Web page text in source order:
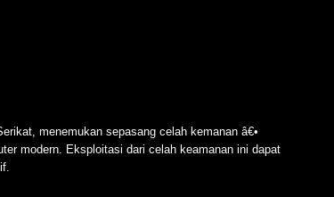
menemukan sepasang celah kemanan â€•
modern. Eksploitasi dari celah keamanan ini dapat